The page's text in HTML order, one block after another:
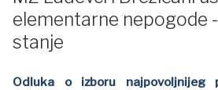
elementarne nepogode
stanje
Odluka o izboru najpovoljnijeg